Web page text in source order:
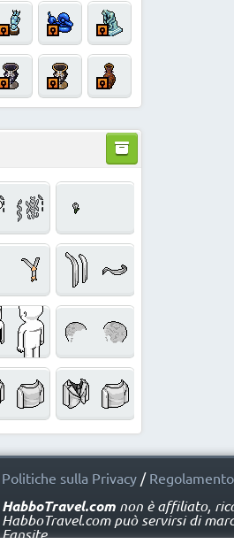
Politiche sulla Privacy/
HabboTravel.comnon è affiliato,
HabboTravel.com può servirsi di
Fansite.